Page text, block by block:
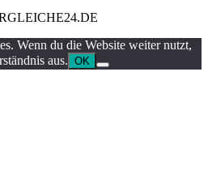
Wenn du die Website weiter nutzt,
aus. OK